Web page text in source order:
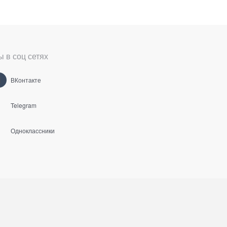
в соц сетях
ВКонтакте
Telegram
Одноклассники